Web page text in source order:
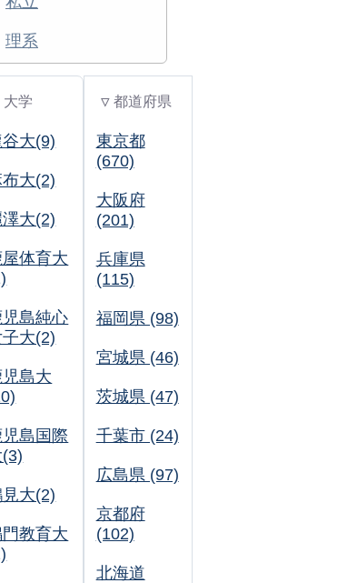
理系
大学
大(9)
布大(2)
澤大(2)
屋体育大
児島純心
大(2)
児島大
児島国際
大(2)
教育大
▽ 都道府県
東京都
(670)
大阪府
(201)
兵庫県
(115)
福岡県 (98)
宮城県 (46)
茨城県 (47)
千葉市 (24)
広島県 (97)
京都府
(102)
北海道